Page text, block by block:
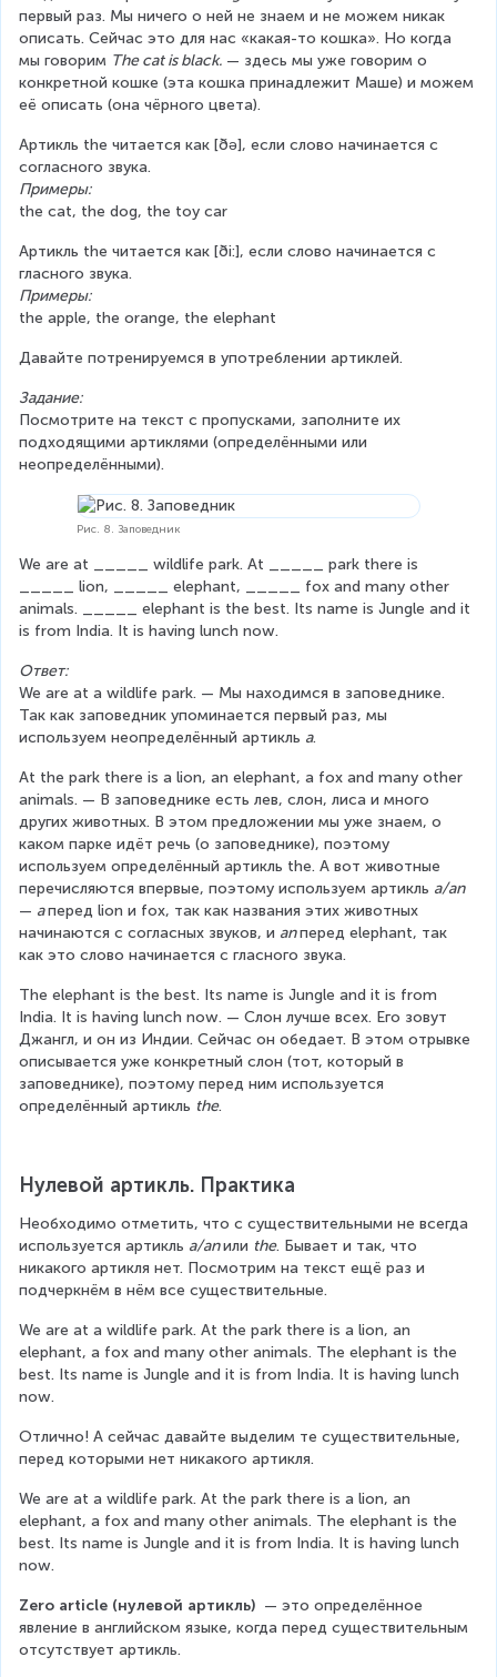
первый раз. Мы ничего о ней не знаем и не можем никак
описать. Сейчас это для нас «какая-то кошка». Но когда
мы говорим The cat is black. — здесь мы уже говорим о
конкретной кошке (эта кошка принадлежит Маше) и можем
её описать (она чёрного цвета).
Артикль the читается как [ðə], если слово начинается с
согласного звука.
Примеры:
the cat, the dog, the toy car
Артикль the читается как [ði:], если слово начинается с
гласного звука.
Примеры:
the apple, the orange, the elephant
Давайте потренируемся в употреблении артиклей.
Задание:
Посмотрите на текст с пропусками, заполните их
подходящими артиклями (определёнными или
неопределёнными).
Рис. 8. Заповедник
We are at _____ wildlife park. At _____ park there is
_____ lion, _____ elephant, _____ fox and many other
animals. _____ elephant is the best. Its name is Jungle and it
is from India. It is having lunch now.
Ответ:
We are at a wildlife park. — Мы находимся в заповеднике.
Так как заповедник упоминается первый раз, мы
используем неопределённый артикль а.
At the park there is a lion, an elephant, a fox and many other
animals. — В заповеднике есть лев, слон, лиса и много
других животных. В этом предложении мы уже знаем, о
каком парке идёт речь (о заповеднике), поэтому
используем определённый артикль the. А вот животные
перечисляются впервые, поэтому используем артикль a/an
— a перед lion и fox, так как названия этих животных
начинаются с согласных звуков, и an перед elephant, так
как это слово начинается с гласного звука.
The elephant is the best. Its name is Jungle and it is from
India. It is having lunch now. — Слон лучше всех. Его зовут
Джангл, и он из Индии. Сейчас он обедает. В этом отрывке
описывается уже конкретный слон (тот, который в
заповеднике), поэтому перед ним используется
определённый артикль the.
Нулевой артикль. Практика
Необходимо отметить, что с существительными не всегда
используется артикль a/an или the. Бывает и так, что
никакого артикля нет. Посмотрим на текст ещё раз и
подчеркнём в нём все существительные.
We are at a wildlife park. At the park there is a lion, an
elephant, a fox and many other animals. The elephant is the
best. Its name is Jungle and it is from India. It is having lunch
now.
Отлично! А сейчас давайте выделим те существительные,
перед которыми нет никакого артикля.
We are at a wildlife park. At the park there is a lion, an
elephant, a fox and many other animals. The elephant is the
best. Its name is Jungle and it is from India. It is having lunch
now.
Zero article (нулевой артикль) — это определённое
явление в английском языке, когда перед существительным
отсутствует артикль.